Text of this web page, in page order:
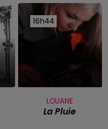
16h44
16h44
LOUANE
La Pluie